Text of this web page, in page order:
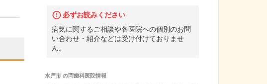
必ずお読みください
病気に関するご相談や各医院への個別のお問
い合わせ・紹介などは受け付けておりませ
ん。
水戸市の岡歯科医院情報